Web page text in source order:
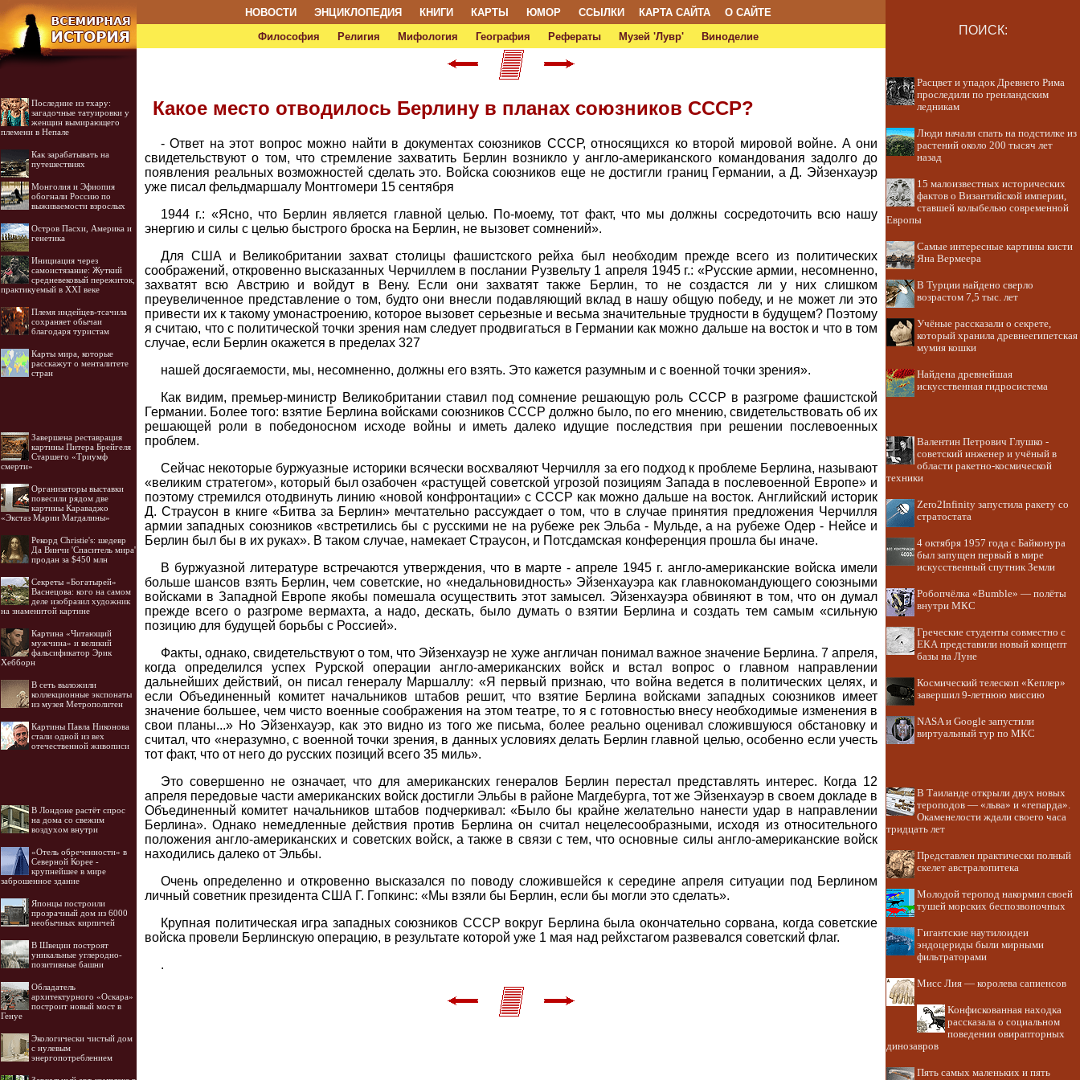
НОВОСТИ ЭНЦИКЛОПЕДИЯ КНИГИ КАРТЫ ЮМОР ССЫЛКИ КАРТА САЙТА
О САЙТЕ
Философия
Религия Мифология География Рефераты Музей 'Лувр' Виноделие ПОИСК:
Последние из тхару:
загадочные татуировки у
женщин вымирающего
племени в Непале
Как зарабатывать на
путешествиях
Монголия и Эфиопия
обогнали Россию по
выживаемости взрослых
Остров Пасхи, Америка и
генетика
Инициация через
самоистязание: Жуткий
средневековый пережиток,
практикуемый в XXI веке
Племя индейцев-тсачила
сохраняет обычаи
благодаря туристам
Карты мира, которые
расскажут о менталитете
стран
Завершена реставрация
картины Питера Брейгеля
Старшего «Триумф
смерти»
Организаторы выставки
повесили рядом две
картины Караваджо
«Экстаз Марии Магдалины»
Рекорд Christie's: шедевр
Да Винчи 'Спаситель мира'
продан за $450 млн
Секреты «Богатырей»
Васнецова: кого на самом
деле изобразил художник
на знаменитой картине
Картина «Читающий
мужчина» и великий
фальсификатор Эрик
Хебборн
В сеть выложили
коллекционные экспонаты
из музея Метрополитен
Картины Павла Никонова
стали одной из вех
отечественной живописи
В Лондоне растёт спрос
на дома со свежим
воздухом внутри
«Отель обреченности» в
Северной Корее -
крупнейшее в мире
заброшенное здание
Японцы построили
прозрачный дом из 6000
необычных кирпичей
В Швеции построят
уникальные углеродно-
позитивные башни
Обладатель
архитектурного «Оскара»
построит новый мост в
Генуе
Экологически чистый дом
с нулевым
энергопотреблением
Какое место отводилось Берлину в планах союзников СССР?
- Ответ на этот вопрос можно найти в документах союзников СССР, относящихся ко второй мировой войне. А они
свидетельствуют о том, что стремление захватить Берлин возникло у англо-американского командования задолго до
появления реальных возможностей сделать это. Войска союзников еще не достигли границ Германии, а Д. Эйзенхауэр
уже писал фельдмаршалу Монтгомери 15 сентября
1944 г.: «Ясно, что Берлин является главной целью. По-моему, тот факт, что мы должны сосредоточить всю нашу
энергию и силы с целью быстрого броска на Берлин, не вызовет сомнений».
Для США и Великобритании захват столицы фашистского рейха был необходим прежде всего из политических
соображений, откровенно высказанных Черчиллем в послании Рузвельту 1 апреля 1945 г.: «Русские армии, несомненно,
захватят всю Австрию и войдут в Вену. Если они захватят также Берлин, то не создастся ли у них слишком
преувеличенное представление о том, будто они внесли подавляющий вклад в нашу общую победу, и не может ли это
привести их к такому умонастроению, которое вызовет серьезные и весьма значительные трудности в будущем? Поэтому
я считаю, что с политической точки зрения нам следует продвигаться в Германии как можно дальше на восток и что в том
случае, если Берлин окажется в пределах 327
нашей досягаемости, мы, несомненно, должны его взять. Это кажется разумным и с военной точки зрения».
Как видим, премьер-министр Великобритании ставил под сомнение решающую роль СССР в разгроме фашистской
Германии. Более того: взятие Берлина войсками союзников СССР должно было, по его мнению, свидетельствовать об их
решающей роли в победоносном исходе войны и иметь далеко идущие последствия при решении послевоенных
проблем.
Сейчас некоторые буржуазные историки всячески восхваляют Черчилля за его подход к проблеме Берлина, называют
«великим стратегом», который был озабочен «растущей советской угрозой позициям Запада в послевоенной Европе» и
поэтому стремился отодвинуть линию «новой конфронтации» с СССР как можно дальше на восток. Английский историк
Д. Страусон в книге «Битва за Берлин» мечтательно рассуждает о том, что в случае принятия предложения Черчилля
армии западных союзников «встретились бы с русскими не на рубеже рек Эльба - Мульде, а на рубеже Одер - Нейсе и
Берлин был бы в их руках». В таком случае, намекает Страусон, и Потсдамская конференция прошла бы иначе.
В буржуазной литературе встречаются утверждения, что в марте - апреле 1945 г. англо-американские войска имели
больше шансов взять Берлин, чем советские, но «недальновидность» Эйзенхауэра как главнокомандующего союзными
войсками в Западной Европе якобы помешала осуществить этот замысел. Эйзенхауэра обвиняют в том, что он думал
прежде всего о разгроме вермахта, а надо, дескать, было думать о взятии Берлина и создать тем самым «сильную
позицию для будущей борьбы с Россией».
Факты, однако, свидетельствуют о том, что Эйзенхауэр не хуже англичан понимал важное значение Берлина. 7 апреля,
когда определился успех Рурской операции англо-американских войск и встал вопрос о главном направлении
дальнейших действий, он писал генералу Маршаллу: «Я первый признаю, что война ведется в политических целях, и
если Объединенный комитет начальников штабов решит, что взятие Берлина войсками западных союзников имеет
значение большее, чем чисто военные соображения на этом театре, то я с готовностью внесу необходимые изменения в
свои планы...» Но Эйзенхауэр, как это видно из того же письма, более реально оценивал сложившуюся обстановку и
считал, что «неразумно, с военной точки зрения, в данных условиях делать Берлин главной целью, особенно если учесть
тот факт, что от него до русских позиций всего 35 миль».
Это совершенно не означает, что для американских генералов Берлин перестал представлять интерес. Когда 12
апреля передовые части американских войск достигли Эльбы в районе Магдебурга, тот же Эйзенхауэр в своем докладе в
Объединенный комитет начальников штабов подчеркивал: «Было бы крайне желательно нанести удар в направлении
Берлина». Однако немедленные действия против Берлина он считал нецелесообразными, исходя из относительного
положения англо-американских и советских войск, а также в связи с тем, что основные силы англо-американские войск
находились далеко от Эльбы.
Очень определенно и откровенно высказался по поводу сложившейся к середине апреля ситуации под Берлином
личный советник президента США Г. Гопкинс: «Мы взяли бы Берлин, если бы могли это сделать».
Крупная политическая игра западных союзников СССР вокруг Берлина была окончательно сорвана, когда советские
войска провели Берлинскую операцию, в результате которой уже 1 мая над рейхстагом развевался советский флаг.
.
Расцвет и упадок Древнего Рима
проследили по гренландским
ледникам
Люди начали спать на подстилке из
растений около 200 тысяч лет
назад
15 малоизвестных исторических
фактов о Византийской империи,
ставшей колыбелью современной
Европы
Самые интересные картины кисти
Яна Вермеера
В Турции найдено сверло
возрастом 7,5 тыс. лет
Учёные рассказали о секрете,
который хранила древнеегипетская
мумия кошки
Найдена древнейшая
искусственная гидросистема
Валентин Петрович Глушко -
советский инженер и учёный в
области ракетно-космической
техники
Zero2Infinity запустила ракету со
стратостата
4 октября 1957 года с Байконура
был запущен первый в мире
искусственный спутник Земли
Робопчёлка «Bumble» — полёты
внутри МКС
Греческие студенты совместно с
ЕКА представили новый концепт
базы на Луне
Космический телескоп «Кеплер»
завершил 9-летнюю миссию
NASA и Google запустили
виртуальный тур по МКС
В Таиланде открыли двух новых
тероподов — «льва» и «гепарда».
Окаменелости ждали своего часа
тридцать лет
Представлен практически полный
скелет австралопитека
Молодой теропод накормил своей
тушей морских беспозвоночных
Гигантские наутилоидеи
эндоцериды были мирными
фильтраторами
Мисс Лия — королева сапиенсов
Конфискованная находка
рассказала о социальном
поведении овирапторных
динозавров
Пять самых маленьких и пять